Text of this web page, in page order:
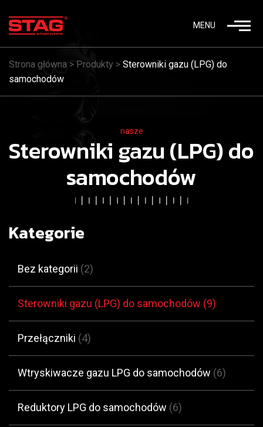
MENU
Strona główna > Produkty > Sterowniki gazu (LPG) do
samochodów
nasze
Sterowniki gazu (LPG) do
samochodów
Kategorie
Bez kategorii (2)
Sterowniki gazu (LPG) do samochodów (9)
Przełączniki (4)
Wtryskiwacze gazu LPG do samochodów (6)
Reduktory LPG do samochodów (6)